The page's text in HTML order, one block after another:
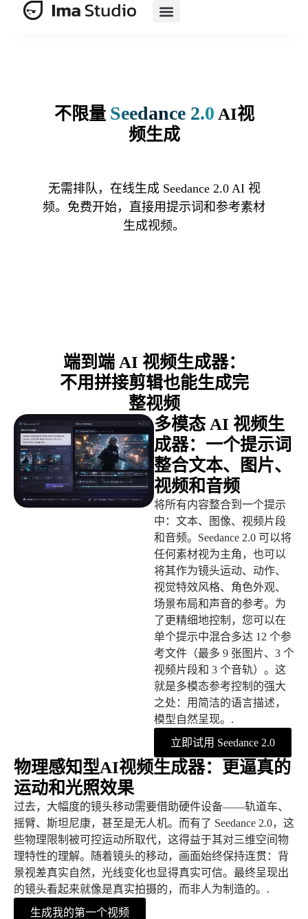
不限量 Seedance 2.0 AI视
频生成
无需排队，在线生成 Seedance 2.0 AI 视
频。免费开始，直接用提示词和参考素材
生成视频。
端到端 AI 视频生成器：
不用拼接剪辑也能生成完
整视频
多模态 AI 视频生
成器：一个提示词
整合文本、图片、
视频和音频
将所有内容整合到一个提示
中：文本、图像、视频片段
和音频。Seedance 2.0 可以将
任何素材视为主角，也可以
将其作为镜头运动、动作、
视觉特效风格、角色外观、
场景布局和声音的参考。为
了更精细地控制，您可以在
单个提示中混合多达 12 个参
考文件（最多 9 张图片、3 个
视频片段和 3 个音轨）。这
就是多模态参考控制的强大
之处：用简洁的语言描述，
模型自然呈现。.
立即试用 Seedance 2.0
物理感知型AI视频生成器：更逼真的
运动和光照效果
过去，大幅度的镜头移动需要借助硬件设备——轨道车、
摇臂、斯坦尼康，甚至是无人机。而有了 Seedance 2.0，这
些物理限制被可控运动所取代，这得益于其对三维空间物
理特性的理解。随着镜头的移动，画面始终保持连贯：背
景视差真实自然，光线变化也显得真实可信。最终呈现出
的镜头看起来就像是真实拍摄的，而非人为制造的。.
生成我的第一个视频